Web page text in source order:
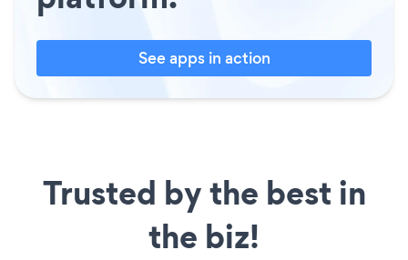
See apps in action
Trusted by the best in
the biz!